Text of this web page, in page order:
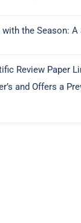
the Season: A
Review Paper
and Offers a